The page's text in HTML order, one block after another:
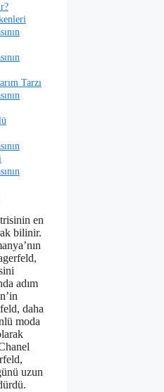
Tarzı
en
bilinir.
adım
daha
moda
uzun